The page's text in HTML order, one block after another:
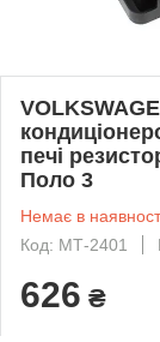
печі
Поло 3
Немає в
Код: МТ-2401
626 ₴